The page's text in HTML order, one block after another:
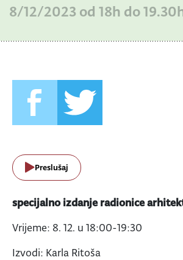
8/12/2023 od 18h do
Preslušaj
specijalno izdanje radionice
Vrijeme: 8. 12. u 18:00-19:30
Izvodi: Karla Ritoša